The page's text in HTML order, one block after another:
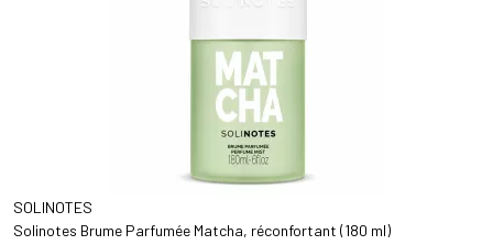
SOLINOTES
Solinotes Brume Parfumée Matcha, réconfortant (180 ml)